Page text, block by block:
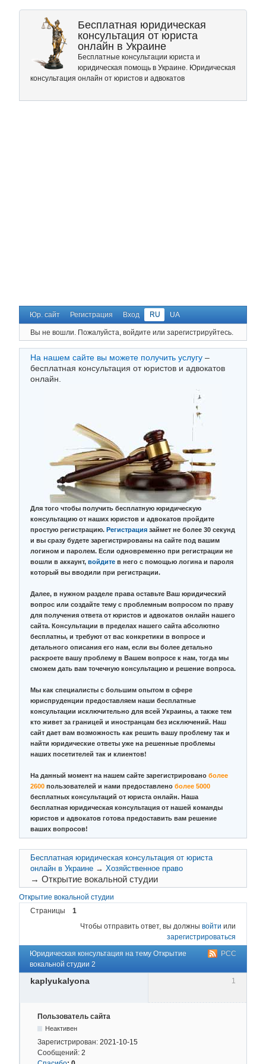
Бесплатная юридическая
консультация от юриста
онлайн в Украине
Бесплатные консультации юриста и
юридическая помощь в Украине. Юридическая
консультация онлайн от юристов и адвокатов
Юр. сайт Регистрация Вход RU UA
Вы не вошли. Пожалуйста, войдите или зарегистрируйтесь.
На нашем сайте вы можете получить услугу –
бесплатная консультация от юристов и адвокатов
онлайн.
Для того чтобы получить бесплатную юридическую
консультацию от наших юристов и адвокатов пройдите
простую регистрацию. Регистрация займет не более 30 секунд
и вы сразу будете зарегистрированы на сайте под вашим
логином и паролем. Если одновременно при регистрации не
вошли в аккаунт, войдите в него с помощью логина и пароля
который вы вводили при регистрации.
Далее, в нужном разделе права оставьте Ваш юридический
вопрос или создайте тему с проблемным вопросом по праву
для получения ответа от юристов и адвокатов онлайн нашего
сайта. Консультации в пределах нашего сайта абсолютно
бесплатны, и требуют от вас конкретики в вопросе и
детального описания его нам, если вы более детально
раскроете вашу проблему в Вашем вопросе к нам, тогда мы
сможем дать вам точечную консультацию и решение вопроса.
Мы как специалисты с большим опытом в сфере
юриспруденции предоставляем наши бесплатные
консультации исключительно для всей Украины, а также тем
кто живет за границей и иностранцам без исключений. Наш
сайт дает вам возможность как решить вашу проблему так и
найти юридические ответы уже на решенные проблемы
наших посетителей так и клиентов!
На данный момент на нашем сайте зарегистрировано более
2600 пользователей и нами предоставлено более 5000
бесплатных консультаций от юриста онлайн. Наша
бесплатная юридическая консультация от нашей команды
юристов и адвокатов готова предоставить вам решение
ваших вопросов!
Открытие вокальной студии
Страницы
1
Чтобы отправить ответ, вы должны войти или
зарегистрироваться
РСС
Юридическая консультация на тему Открытие
вокальной студии 2
1
kaplyukalyona
Пользователь сайта
Неактивен
Зарегистрирован: 2021-10-15
Сообщений: 2
Бесплатная юридическая консультация от юриста
онлайн в Украине →Хозяйственное право
→Открытие вокальной студии